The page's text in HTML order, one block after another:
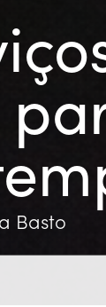
Basto